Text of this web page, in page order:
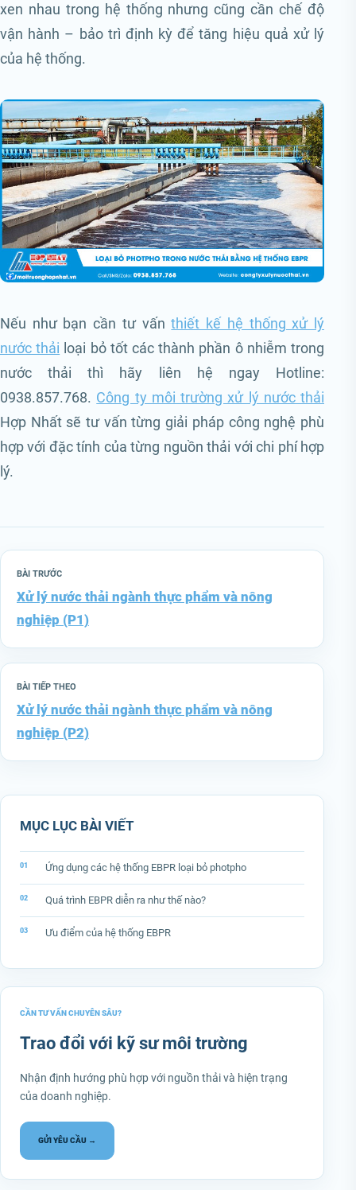
xen nhau trong hệ thống nhưng cũng cần chế độ
vận hành – bảo trì định kỳ để tăng hiệu quả xử lý
của hệ thống.
Nếu như bạn cần tư vấnthiết kế hệ thống xử lý
nước thải loại bỏ tốt các thành phần ô nhiễm trong
nước thải thì hãy liên hệ ngay Hotline:
0938.857.768. Công ty môi trường xử lý nước thải
Hợp Nhất sẽ tư vấn từng giải pháp công nghệ phù
hợp với đặc tính của từng nguồn thải với chi phí hợp
lý.
BÀI TRƯỚC
Xử lý nước thải ngành thực phẩm và nông
nghiệp (P1)
BÀI TIẾP THEO
Xử lý nước thải ngành thực phẩm và nông
nghiệp (P2)
MỤC LỤC BÀI VIẾT
Ứng dụng các hệ thống EBPR loại bỏ photpho
Quá trình EBPR diễn ra như thế nào?
Ưu điểm của hệ thống EBPR
CẦN TƯ VẤN CHUYÊN SÂU?
Trao đổi với kỹ sư môi trường
Nhận định hướng phù hợp với nguồn thải và hiện trạng
của doanh nghiệp.
GỬI YÊU CẦU →